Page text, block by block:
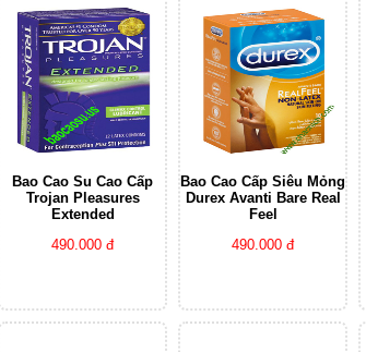
Bao Cao Su Cao Cấp
Trojan Pleasures
Extended
490.000 đ
Bao Cao Cấp Siêu Mỏng
Durex Avanti Bare Real
Feel
490.000 đ